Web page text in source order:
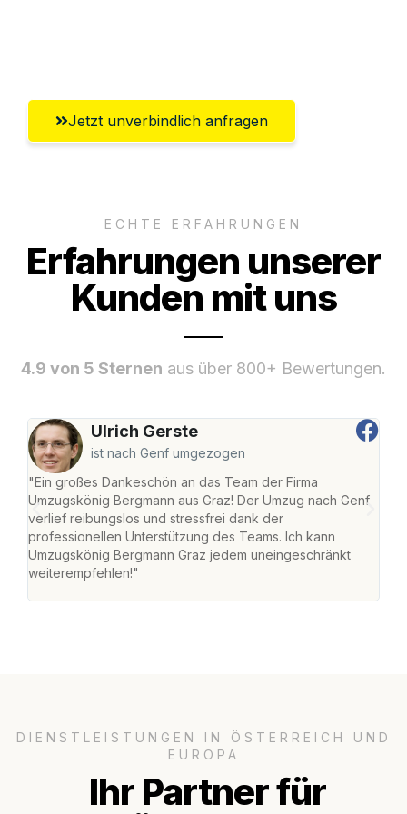
Jetzt unverbindlich anfragen
ECHTE ERFAHRUNGEN
Erfahrungen unserer
Kunden mit uns
4.9 von 5 Sternen aus über 800+ Bewertungen.
Ulrich Gerste
ist nach Genf umgezogen
"Ein großes Dankeschön an das Team der Firma
Umzugskönig Bergmann aus Graz! Der Umzug nach Genf
verlief reibungslos und stressfrei dank der
professionellen Unterstützung des Teams. Ich kann
Umzugskönig Bergmann Graz jedem uneingeschränkt
weiterempfehlen!"
DIENSTLEISTUNGEN IN ÖSTERREICH UND
EUROPA
Ihr Partner für